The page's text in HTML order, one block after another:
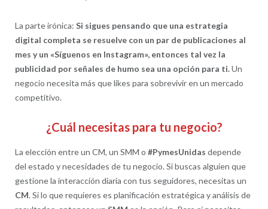
La parte irónica: Si sigues pensando que una estrategia
digital completa se resuelve con un par de publicaciones al
mes y un «Síguenos en Instagram», entonces tal vez la
publicidad por señales de humo sea una opción para ti.Un
negocio necesita más que likes para sobrevivir en un mercado
competitivo.
¿Cuál necesitas para tu negocio?
La elección entre un CM, un SMM o #PymesUnidas depende
del estado y necesidades de tu negocio. Si buscas alguien que
gestione la interacción diaria con tus seguidores, necesitas un
CM. Si lo que requieres es planificación estratégica y análisis de